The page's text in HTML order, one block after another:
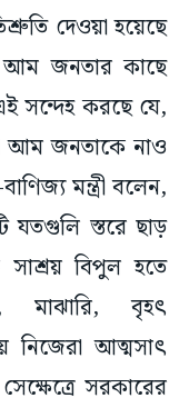
দেওয়া হয়েছে
আম জনতার কাছে
সন্দেহ করছে যে,
আম জনতাকে নাও
মন্ত্রী বলেন,
যতগুলি স্তরে ছাড়
বিপুল হতে
মাঝারি, বৃহৎ
নিজেরা আত্মসাৎ
সরকারের